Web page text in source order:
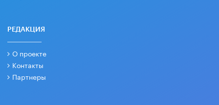
РЕДАКЦИЯ
О проекте
Контакты
Партнеры